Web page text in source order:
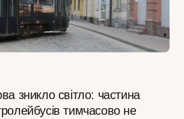
зникло світло: частина
тимчасово не